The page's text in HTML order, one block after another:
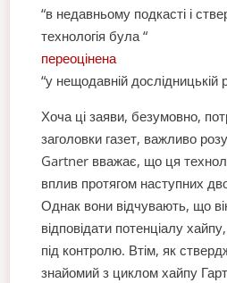
“в недавньому подкасті і
технологія була “
переоцінена
“у нещодавній дослідницькій
Хоча ці заяви, безумовно,
заголовки газет, важливо
Gartner вважає, що ця
вплив протягом наступних
Однак вони відчувають, що
відповідати потенціалу
під контролю. Втім, як
знайомий з циклом хайпу